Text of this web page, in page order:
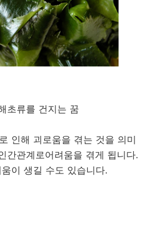
초류를 건지는 꿈
인해 괴로움을 겪는 것을 의미
간관계로어려움을 겪게 됩니다.
이 생길 수도 있습니다.